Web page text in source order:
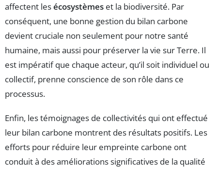
affectent lesécosystèmes et la biodiversité. Par
conséquent, une bonne gestion du bilan carbone
devient cruciale non seulement pour notre santé
humaine, mais aussi pour préserver la vie sur Terre. Il
est impératif que chaque acteur, qu’il soit individuel ou
collectif, prenne conscience de son rôle dans ce
processus.
Enfin, les témoignages de collectivités qui ont effectué
leur bilan carbone montrent des résultats positifs. Les
efforts pour réduire leur empreinte carbone ont
conduit à des améliorations significatives de la qualité